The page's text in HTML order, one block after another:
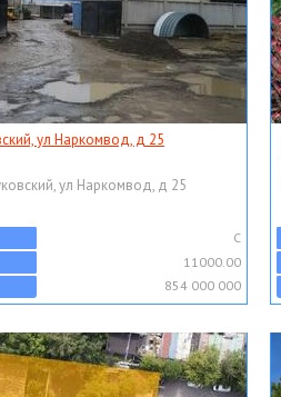
ул Наркомвод, д 25
ул Наркомвод, д 25
C
11000.00
854 000 000